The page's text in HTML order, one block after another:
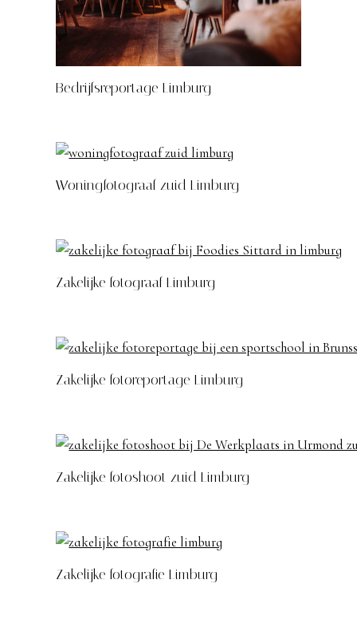
Bedrijfsreportage Limburg
Woningfotograaf zuid Limburg
Zakelijke fotograaf Limburg
Zakelijke fotoreportage Limburg
Zakelijke fotoshoot zuid Limburg
Zakelijke fotografie Limburg